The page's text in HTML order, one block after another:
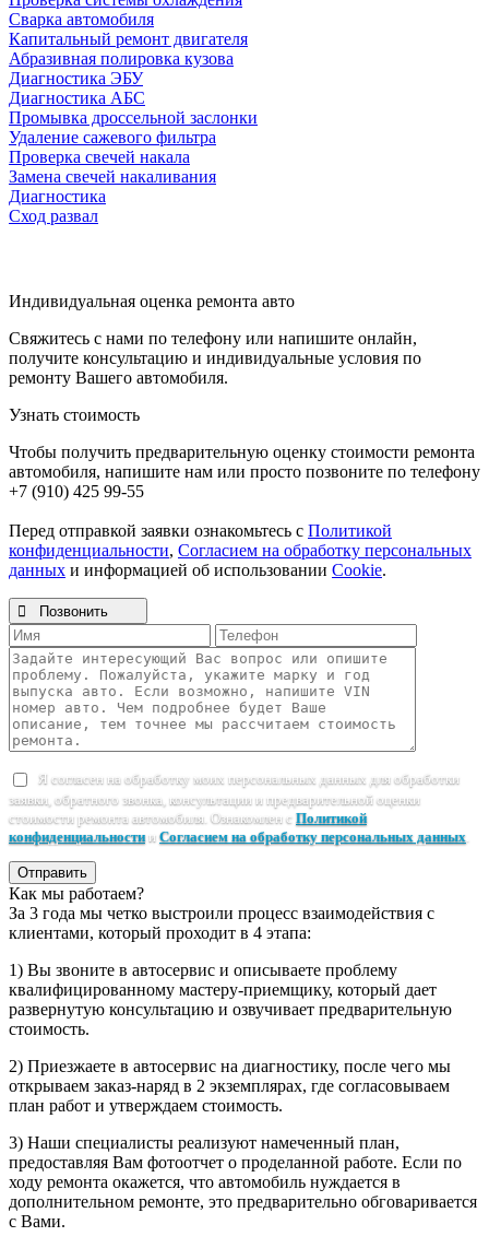
Сварка автомобиля
Капитальный ремонт двигателя
Абразивная полировка кузова
Диагностика ЭБУ
Диагностика АБС
Промывка дроссельной заслонки
Удаление сажевого фильтра
Проверка свечей накала
Замена свечей накаливания
Диагностика
Сход развал
Индивидуальная оценка ремонта авто
Свяжитесь с нами по телефону или напишите онлайн,
получите консультацию и индивидуальные условия по
ремонту Вашего автомобиля.
Узнать стоимость
Чтобы получить предварительную оценку стоимости ремонта
автомобиля, напишите нам или просто позвоните по телефону
+7 (910) 425 99-55
Перед отправкой заявки ознакомьтесь с Политикой
конфиденциальности, Согласием на обработку персональных
данных и информацией об использовании Cookie.
 Позвонить
Я согласен на обработку моих персональных данных для обработки
заявки, обратного звонка, консультации и предварительной оценки
стоимости ремонта автомобиля. Ознакомлен с Политикой
конфиденциальностии Согласием на обработку персональных данных
Отправить
Как мы работаем?
За 3 года мы четко выстроили процесс взаимодействия с
клиентами, который проходит в 4 этапа:
1) Вы звоните в автосервис и описываете проблему
квалифицированному мастеру-приемщику, который дает
развернутую консультацию и озвучивает предварительную
стоимость.
2) Приезжаете в автосервис на диагностику, после чего мы
открываем заказ-наряд в 2 экземплярах, где согласовываем
план работ и утверждаем стоимость.
3) Наши специалисты реализуют намеченный план,
предоставляя Вам фотоотчет о проделанной работе. Если по
ходу ремонта окажется, что автомобиль нуждается в
дополнительном ремонте, это предварительно обговаривается
с Вами.